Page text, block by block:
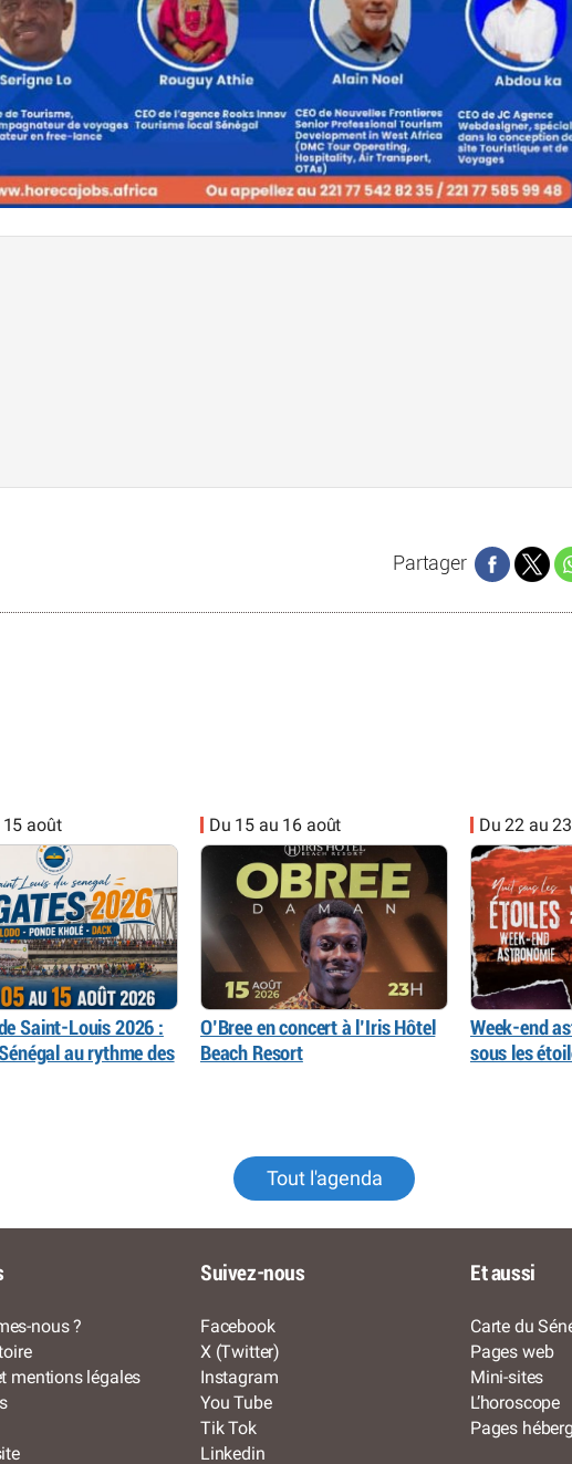
Partager
15 août
Saint-Louis 2026 :
au rythme des
Du 15 au 16 août
O’Bree en concert à l’Iris Hôtel
Beach Resort
Du 22 au
Week-end
sous les
Tout l'agenda
nous ?
mentions légales
Suivez-nous
Facebook
X (Twitter)
Instagram
You Tube
Tik Tok
Linkedin
Et aussi
Carte du
Pages web
Mini-sites
L’horoscope
Pages